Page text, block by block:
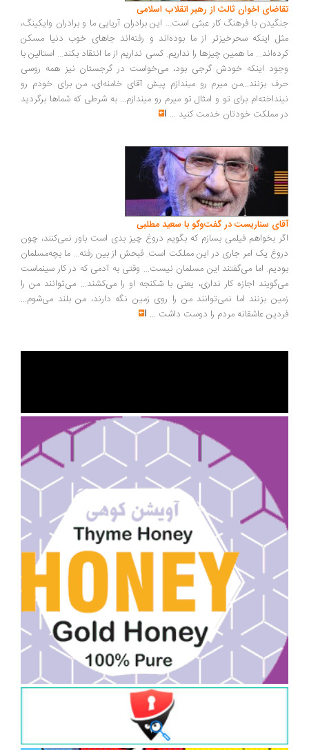
تقاضای اخوان ثالث از رهبر انقلاب اسلامی
جنگیدن با فرهنگ کار عبثی است... این برادران آریایی ما و برادران وایکینگ،
مثل اینکه سحرخیزتر از ما بوده‌اند و رفته‌اند جاهای خوب دنیا مسکن
کرده‌اند... ما همین چیزها را نداریم. کسی نداریم از ما انتقاد بکند... استالین با
وجود اینکه خودش گرجی بود، می‌خواست در گرجستان نیز همه روسی
حرف بزنند...من میرم رو میندازم پیش آقای خامنه‌ای، من برای خودم رو
نینداخته‌ام برای تو و امثال تو میرم رو میندازم... به شرطی که شماها برگردید
در مملکت خودتان خدمت کنید ...
آقای سناریست در گفت‌وگو با سعید مطلبی
اگر بخواهم فیلمی بسازم که بگویم دروغ چیز بدی است باور نمی‌کنند، چون
دروغ یک امر جاری در این مملکت است. قبحش از بین رفته... ما بچه‌مسلمان
بودیم. اما می‌گفتند این مسلمان نیست... وقتی به آدمی که در کار سینماست
می‌گویند اجازه کار نداری، یعنی با شکنجه او را می‌کشند... می‌توانند من را
زمین بزنند اما نمی‌توانند من را روی زمین نگه دارند، من بلند می‌شوم...
فردین عاشقانه مردم را دوست داشت ...